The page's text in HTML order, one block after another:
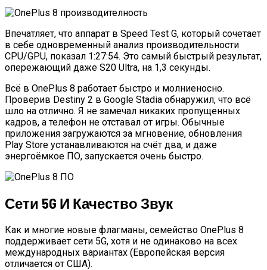
Впечатляет, что аппарат в Speed Test G, который сочетает
в себе одновременный анализ производительности
CPU/GPU, показал 1:27:54. Это самый быстрый результат,
опережающий даже S20 Ultra, на 1,3 секунды.
Всё в OnePlus 8 работает быстро и молниеносно.
Проверив Destiny 2 в Google Stadia обнаружил, что всё
шло на отлично. Я не замечал никаких пропущенных
кадров, а телефон не отставал от игры. Обычные
приложения загружаются за мгновение, обновления
Play Store устанавливаются на счёт два, и даже
энергоёмкое ПО, запускается очень быстро.
Сети 5G И Качество Звук
Как и многие новые флагманы, семейство OnePlus 8
поддерживает сети 5G, хотя и не одинаково на всех
международных вариантах (Европейская версия
отличается от США).